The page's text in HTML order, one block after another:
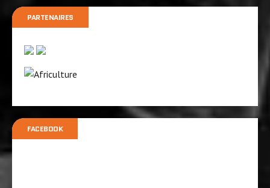
PARTENAIRES
FACEBOOK